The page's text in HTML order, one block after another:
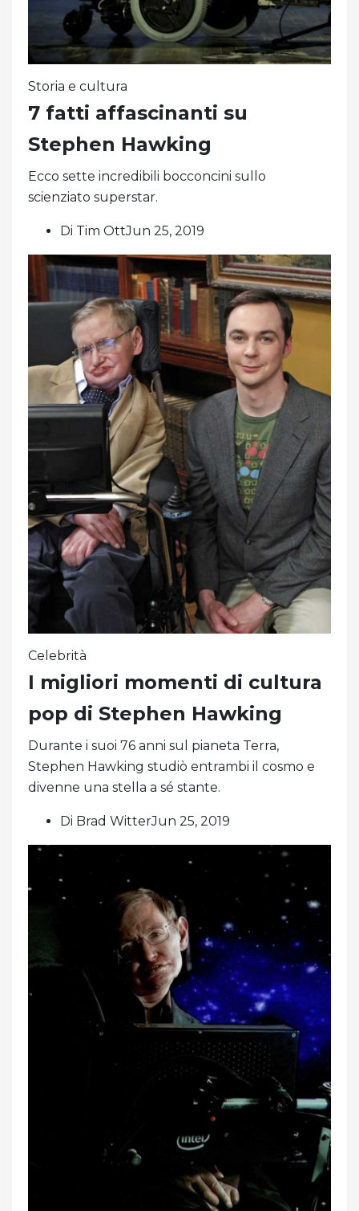
Storia e cultura
7 fatti affascinanti su
Stephen Hawking
Ecco sette incredibili bocconcini sullo
scienziato superstar.
Di Tim OttJun 25, 2019
Celebrità
I migliori momenti di cultura
pop di Stephen Hawking
Durante i suoi 76 anni sul pianeta Terra,
Stephen Hawking studiò entrambi il cosmo e
divenne una stella a sé stante.
Di Brad WitterJun 25, 2019